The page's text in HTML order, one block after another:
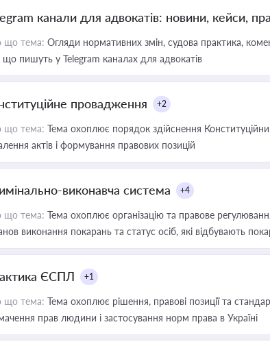
канали для адвокатів: новини, кейси,
що тема: Огляди нормативних змін, судова практика,
що пишуть у Telegram каналах для адвокатів
провадження +2
що тема: Тема охоплює порядок здійснення
актів і формування правових позицій
виконавча система +4
що тема: Тема охоплює організацію та правове
виконання покарань та статус осіб, які відбувають
ЄСПЛ +1
що тема: Тема охоплює рішення, правові позиції та
прав людини і застосування норм права в Україні